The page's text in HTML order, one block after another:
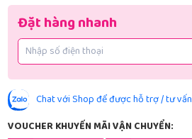
Đặt hàng nhanh
Chat với Shop để được hỗ trợ / tư vấn
VOUCHER KHUYẾN MÃI VẬN CHUYỂN: